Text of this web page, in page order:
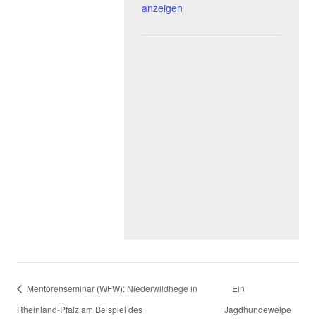
anzeigen
Mentorenseminar (WFW): Niederwildhege in
Rheinland-Pfalz am Beispiel des
Ein
Jagdhundewelpe